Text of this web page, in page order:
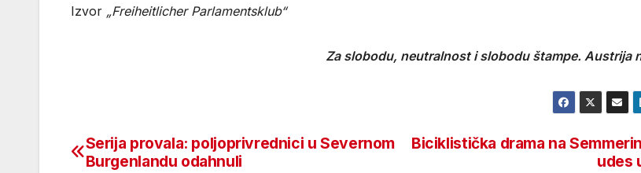
Izvor „Freiheitlicher Parlamentsklub“
Za slobodu, neutralnost i slobodu štampe. Austrija
Beitragsnavigation
Biciklistička drama na
udes
Serija provala: poljoprivrednici u Severnom
Burgenlandu odahnuli